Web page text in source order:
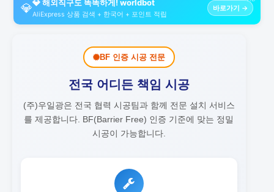
💎💎 해외직구도 똑똑하게! worldbot
AliExpress 상품 검색 + 한국어 + 포인트 적립
바로가기 →
BF 인증 시공 전문
전국 어디든 책임 시공
(주)우일광은 전국 협력 시공팀과 함께 전문 설치 서비스
를 제공합니다. BF(Barrier Free) 인증 기준에 맞는 정밀
시공이 가능합니다.